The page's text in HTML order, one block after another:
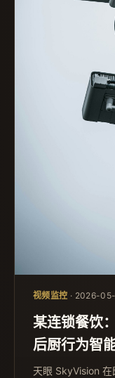
视频监控 · 2026-
某连锁餐饮
后厨行为智
天眼 SkyVision